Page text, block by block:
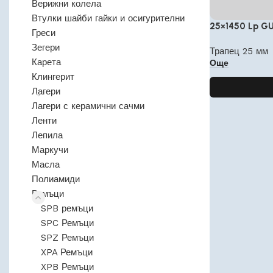
Верижни колела
Втулки шайби гайки и осигурителни
Греси
Зегери
Карета
Клингерит
Лагери
Лагери с керамични сачми
Ленти
Лепила
Маркучи
Масла
Полиамиди
Ремъци
SPB ремъци
SPC Ремъци
SPZ Ремъци
XPA Ремъци
XPB Ремъци
25×1450 Lp
Трапец 25 мм
Още